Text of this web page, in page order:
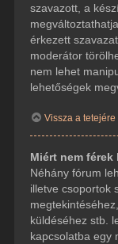
szavazott, a
érkezett
moderátor
nem lehet
lehetőségek
Vissza a tetejére
Miért nem férek
Néhány fórum
illetve csoportok
küldéséhez stb.
kapcsolatba egy